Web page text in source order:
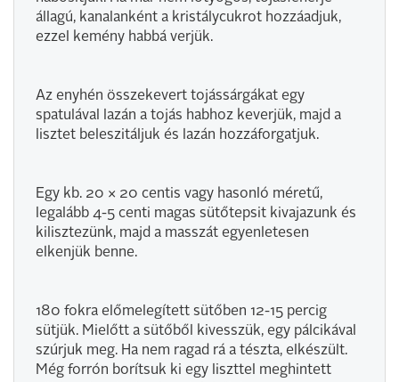
állagú, kanalanként a kristálycukrot hozzáadjuk,
ezzel kemény habbá verjük.
Az enyhén összekevert tojássárgákat egy
spatulával lazán a tojás habhoz keverjük, majd a
lisztet beleszitáljuk és lazán hozzáforgatjuk.
Egy kb. 20 × 20 centis vagy hasonló méretű,
legalább 4-5 centi magas sütőtepsit kivajazunk és
kilisztezünk, majd a masszát egyenletesen
elkenjük benne.
180 fokra előmelegített sütőben 12-15 percig
sütjük. Mielőtt a sütőből kivesszük, egy pálcikával
szúrjuk meg. Ha nem ragad rá a tészta, elkészült.
Még forrón borítsuk ki egy liszttel meghintett